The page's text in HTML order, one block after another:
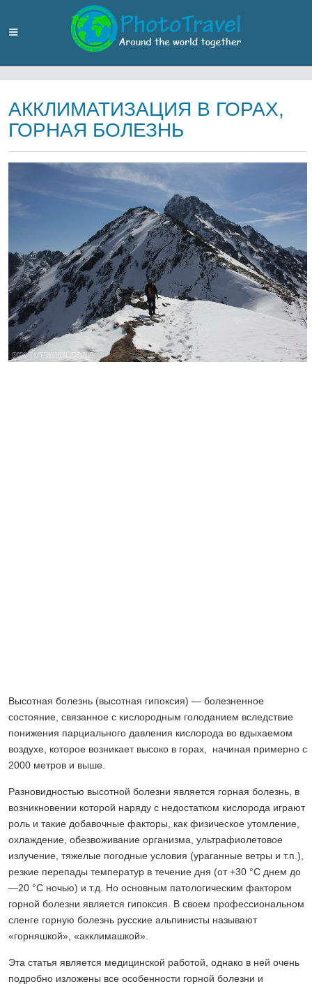
АККЛИМАТИЗАЦИЯ В ГОРАХ,
ГОРНАЯ БОЛЕЗНЬ
Высотная болезнь (высотная гипоксия) — болезненное
состояние, связанное с кислородным голоданием вследствие
понижения парциального давления кислорода во вдыхаемом
воздухе, которое возникает высоко в горах, начиная примерно с
2000 метров и выше.
Разновидностью высотной болезни является горная болезнь, в
возникновении которой наряду с недостатком кислорода играют
роль и такие добавочные факторы, как физическое утомление,
охлаждение, обезвоживание организма, ультрафиолетовое
излучение, тяжелые погодные условия (ураганные ветры и т.п.),
резкие перепады температур в течение дня (от +30 °С днем до
—20 °С ночью) и т.д. Но основным патологическим фактором
горной болезни является гипоксия. В своем профессиональном
сленге горную болезнь русские альпинисты называют
«горняшкой», «акклимашкой».
Эта статья является медицинской работой, однако в ней очень
подробно изложены все особенности горной болезни и